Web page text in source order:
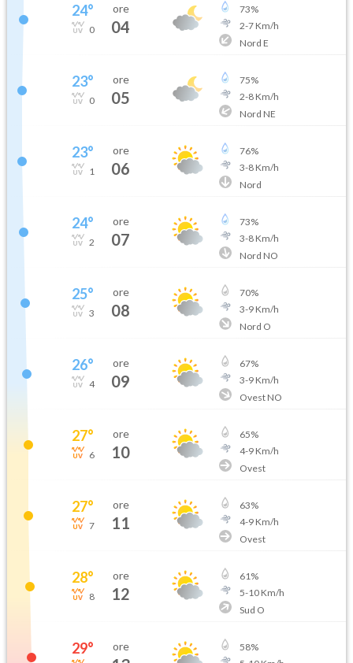
24°
0
ore
04
73%
2-7Km/h
Nord E
23°
0
ore
05
75%
2-8Km/h
Nord NE
23°
1
ore
06
76%
3-8Km/h
Nord
24°
2
ore
07
73%
3-8Km/h
Nord NO
25°
3
ore
08
70%
3-9Km/h
Nord O
26°
4
ore
09
67%
3-9Km/h
Ovest NO
27°
6
ore
10
65%
4-9Km/h
Ovest
27°
7
ore
11
63%
4-9Km/h
Ovest
28°
8
ore
12
61%
5-10Km/h
Sud O
29° ore 58%